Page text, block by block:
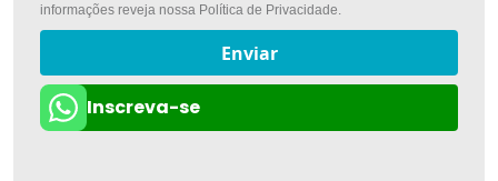
informações reveja nossa Política de Privacidade.
Enviar
Inscreva-se